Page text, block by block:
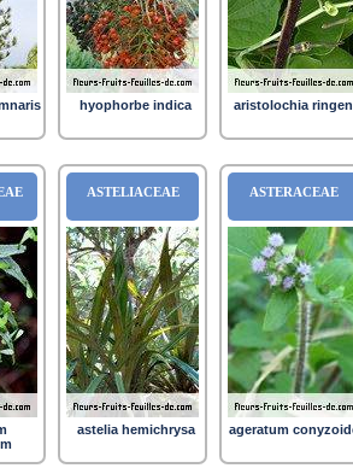
hyophorbe indica aristolochia
ASTELIACEAE
astelia hemichrysa
ASTERACEAE
ageratum